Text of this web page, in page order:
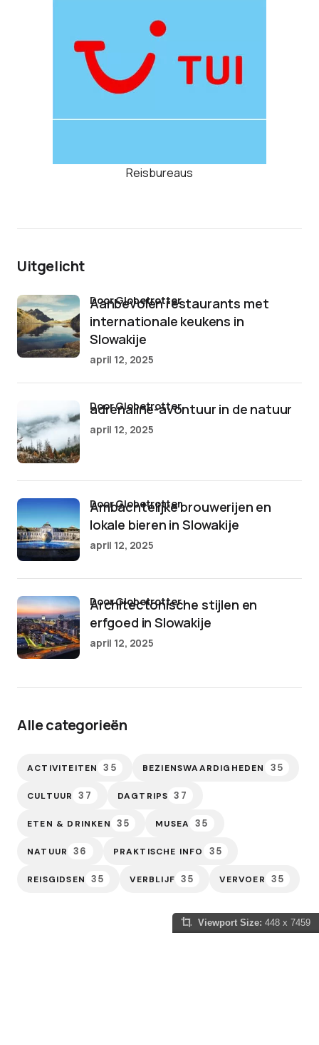
Reisbureaus
Uitgelicht
Aanbevolen restaurants met
internationale keukens in
Slowakije
door Globetrotter
april 12, 2025
adrenaline-avontuur in de natuur
door Globetrotter
april 12, 2025
Ambachtelijke brouwerijen en
lokale bieren in Slowakije
door Globetrotter
april 12, 2025
Architectonische stijlen en
erfgoed in Slowakije
door Globetrotter
april 12, 2025
Alle categorieën
ACTIVITEITEN 35 BEZIENSWAARDIGHEDEN 35
CULTUUR 37 DAGTRIPS 37
ETEN & DRINKEN 35 MUSEA 35
NATUUR 36 PRAKTISCHE INFO 35
REISGIDSEN 35 VERBLIJF 35 VERVOER 35
Viewport Size: 448 x 7459